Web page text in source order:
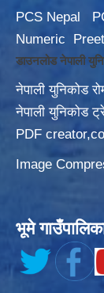
PCS Nepal
Numeric
डाउनलोड नेपाली
नेपाली युनिकोड
नेपाली युनिकोड
PDF
Image
भूमे